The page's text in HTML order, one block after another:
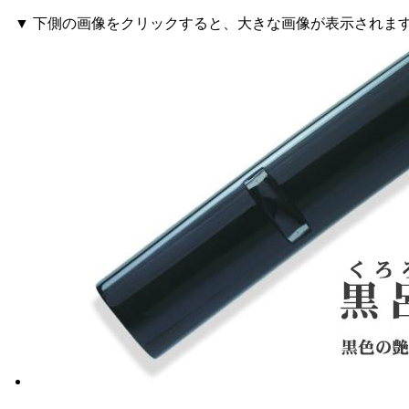
▼ 下側の画像をクリックすると、大きな画像が表示されま